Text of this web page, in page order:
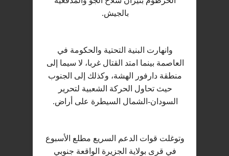
بالجيش.
وانهارت البنية التحتية والحكومة في
العاصمة بينما امتد القتال غربا، لا سيما إلى
منطقة دارفور الهشة، وكذلك إلى الجنوب
حيث تحاول الحركة الشعبية لتحرير
السودان-الشمال السيطرة على أراض.
وتوغلت قوات الدعم السريع مطلع الأسبوع
في قرى بولاية الجزيرة الواقعة جنوبي